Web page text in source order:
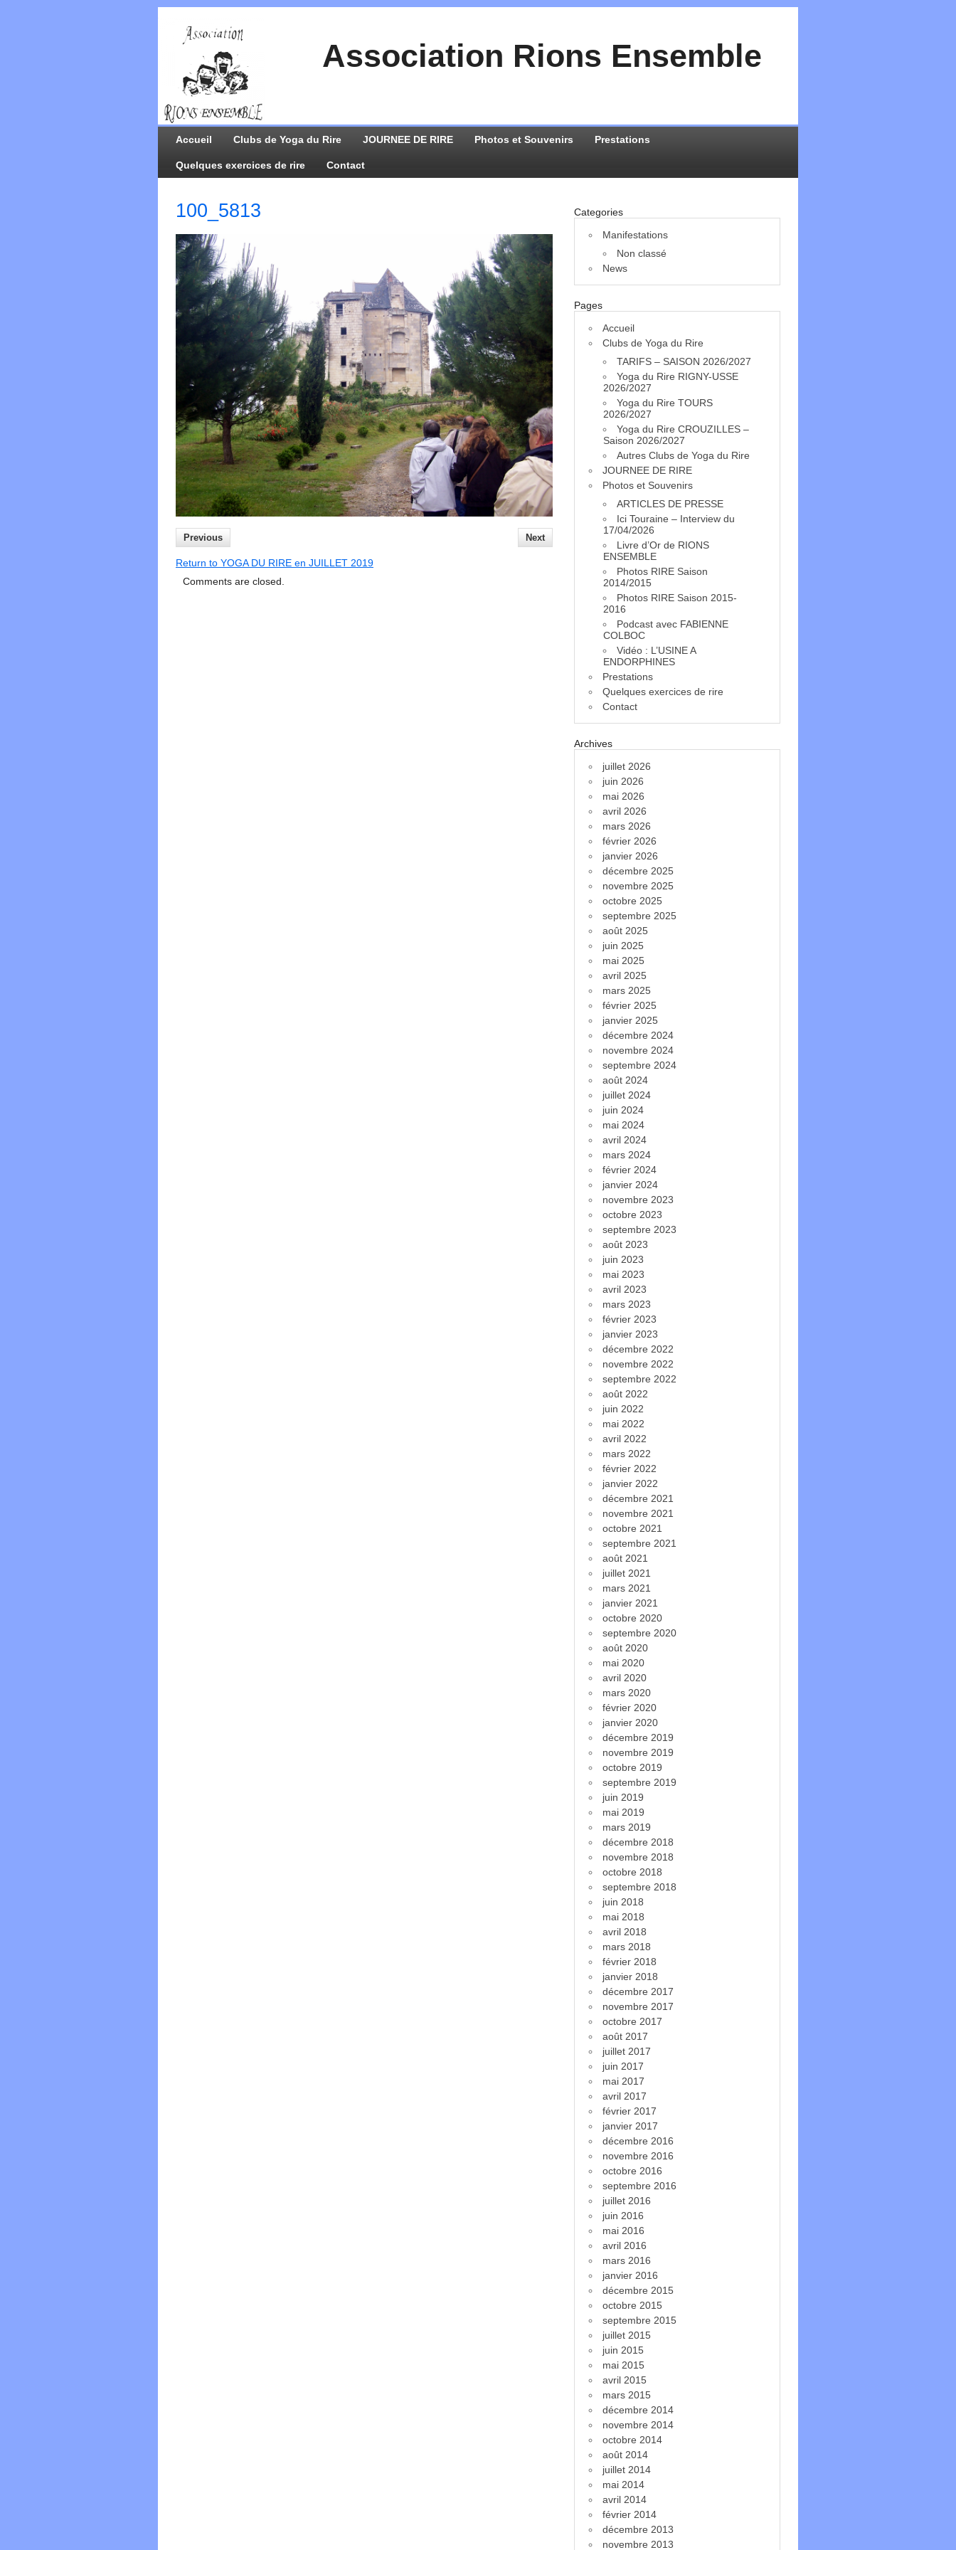
Association Rions Ensemble
Accueil Clubs de Yoga du Rire JOURNEE DE RIRE Photos et Souvenirs Prestations
Quelques exercices de rire Contact
100_5813
Previous Next
Return to YOGA DU RIRE en JUILLET 2019
Comments are closed.
Categories
Manifestations
Non classé
News
Pages
Accueil
Clubs de Yoga du Rire
TARIFS – SAISON 2026/2027
Yoga du Rire RIGNY-USSE
2026/2027
Yoga du Rire TOURS
2026/2027
Yoga du Rire CROUZILLES –
Saison 2026/2027
Autres Clubs de Yoga du Rire
JOURNEE DE RIRE
Photos et Souvenirs
ARTICLES DE PRESSE
Ici Touraine – Interview du
17/04/2026
Livre d’Or de RIONS
ENSEMBLE
Photos RIRE Saison
2014/2015
Photos RIRE Saison 2015-
2016
Podcast avec FABIENNE
COLBOC
Vidéo : L’USINE A
ENDORPHINES
Prestations
Quelques exercices de rire
Contact
Archives
juillet 2026
juin 2026
mai 2026
avril 2026
mars 2026
février 2026
janvier 2026
décembre 2025
novembre 2025
octobre 2025
septembre 2025
août 2025
juin 2025
mai 2025
avril 2025
mars 2025
février 2025
janvier 2025
décembre 2024
novembre 2024
septembre 2024
août 2024
juillet 2024
juin 2024
mai 2024
avril 2024
mars 2024
février 2024
janvier 2024
novembre 2023
octobre 2023
septembre 2023
août 2023
juin 2023
mai 2023
avril 2023
mars 2023
février 2023
janvier 2023
décembre 2022
novembre 2022
septembre 2022
août 2022
juin 2022
mai 2022
avril 2022
mars 2022
février 2022
janvier 2022
décembre 2021
novembre 2021
octobre 2021
septembre 2021
août 2021
juillet 2021
mars 2021
janvier 2021
octobre 2020
septembre 2020
août 2020
mai 2020
avril 2020
mars 2020
février 2020
janvier 2020
décembre 2019
novembre 2019
octobre 2019
septembre 2019
juin 2019
mai 2019
mars 2019
décembre 2018
novembre 2018
octobre 2018
septembre 2018
juin 2018
mai 2018
avril 2018
mars 2018
février 2018
janvier 2018
décembre 2017
novembre 2017
octobre 2017
août 2017
juillet 2017
juin 2017
mai 2017
avril 2017
février 2017
janvier 2017
décembre 2016
novembre 2016
octobre 2016
septembre 2016
juillet 2016
juin 2016
mai 2016
avril 2016
mars 2016
janvier 2016
décembre 2015
octobre 2015
septembre 2015
juillet 2015
juin 2015
mai 2015
avril 2015
mars 2015
décembre 2014
novembre 2014
octobre 2014
août 2014
juillet 2014
mai 2014
avril 2014
février 2014
décembre 2013
novembre 2013